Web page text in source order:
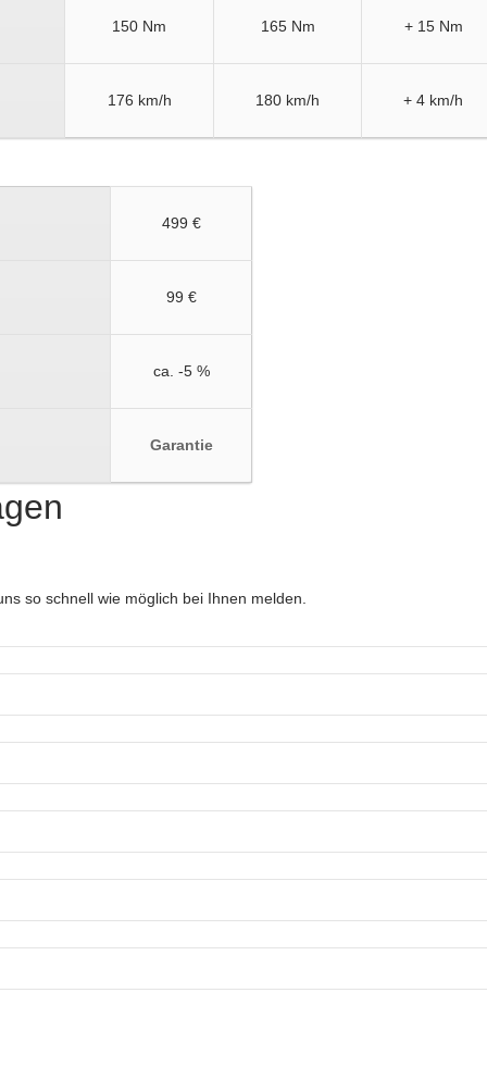
150 Nm 165 Nm + 15 Nm
176 km/h 180 km/h + 4 km/h
499 €
99 €
ca. -5 %
Garantie
so schnell wie möglich bei Ihnen melden.